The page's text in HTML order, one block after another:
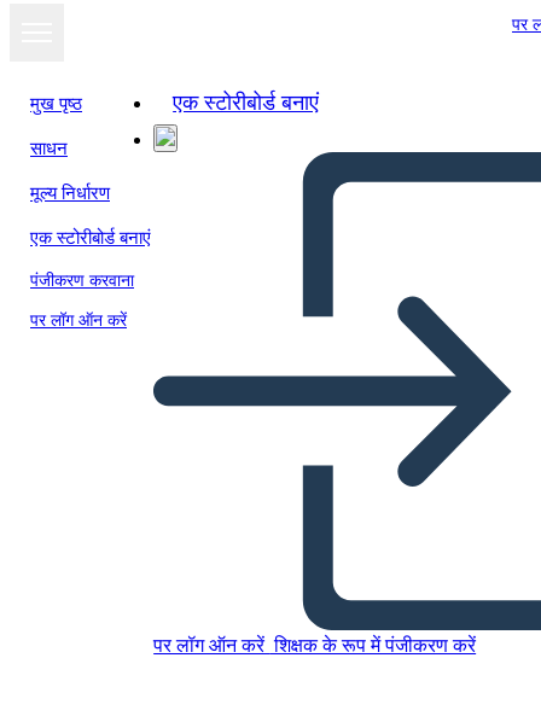
पर
मुख पृष्ठ
साधन
मूल्य निर्धारण
एक स्टोरीबोर्ड बनाएं
पंजीकरण करवाना
पर लॉग ऑन करें
एक स्टोरीबोर्ड बनाएं
पर लॉग ऑन करें शिक्षक के रूप में पंजीकरण करें
इस स्टोरीबोर्ड को कॉपी करें
स्टोरीबोर्ड बनाएं